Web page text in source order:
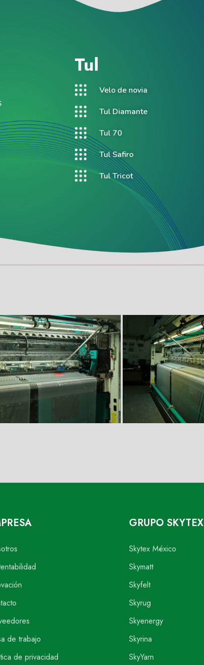
Tul
Velo de novia
Tul Diamante
Tul 70
Tul Safiro
Tul Tricot
de trabajo
de privacidad
GRUPO SKYTEX
Skytex México
Skymatt
Skyfelt
Skyrug
Skyenergy
Skyrina
SkyYarn